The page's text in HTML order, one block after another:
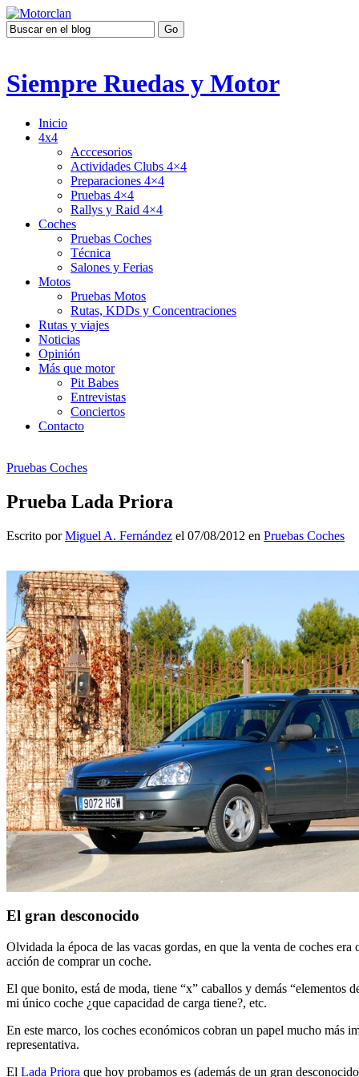
Siempre Ruedas y Motor
Inicio
4x4
Acccesorios
Actividades Clubs 4×4
Preparaciones 4×4
Pruebas 4×4
Rallys y Raid 4×4
Coches
Pruebas Coches
Técnica
Salones y Ferias
Motos
Pruebas Motos
Rutas, KDDs y Concentraciones
Rutas y viajes
Noticias
Opinión
Más que motor
Pit Babes
Entrevistas
Conciertos
Contacto
Pruebas Coches
Prueba Lada Priora
Escrito porMiguel A. Fernández el 07/08/2012 en Pruebas Coches
El gran desconocido
Olvidada la época de las vacas gordas, en que la venta de coches
acción de comprar un coche.
El que bonito, está de moda, tiene “x” caballos y demás “elementos
mi único coche ¿que capacidad de carga tiene?, etc.
En este marco, los coches económicos cobran un papel mucho más
representativa.
El Lada Priora que hoy probamos es (además de un gran